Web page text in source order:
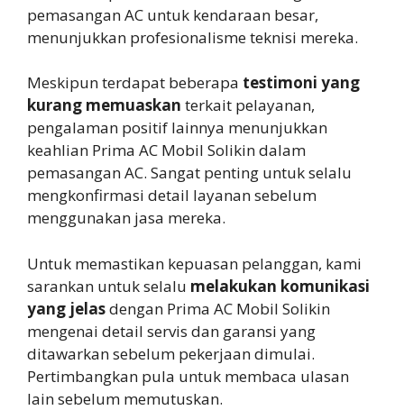
pemasangan AC untuk kendaraan besar,
menunjukkan profesionalisme teknisi mereka.
Meskipun terdapat beberapa testimoni yang
kurang memuaskan terkait pelayanan,
pengalaman positif lainnya menunjukkan
keahlian Prima AC Mobil Solikin dalam
pemasangan AC. Sangat penting untuk selalu
mengkonfirmasi detail layanan sebelum
menggunakan jasa mereka.
Untuk memastikan kepuasan pelanggan, kami
sarankan untuk selalu melakukan komunikasi
yang jelasdengan Prima AC Mobil Solikin
mengenai detail servis dan garansi yang
ditawarkan sebelum pekerjaan dimulai.
Pertimbangkan pula untuk membaca ulasan
lain sebelum memutuskan.